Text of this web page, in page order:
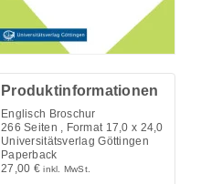
Produktinformationen
Englisch Broschur
266 Seiten , Format 17,0 x 24,0
Universitätsverlag Göttingen
Paperback
27,00 € inkl. MwSt.